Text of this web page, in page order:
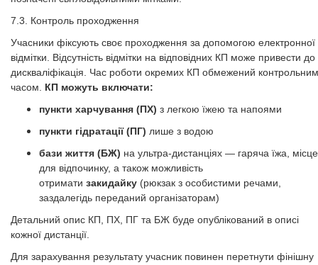
7.3. Контроль проходження
Учасники фіксують своє проходження за допомогою електронної
відмітки. Відсутність відмітки на відповідних КП може привести до
дискваліфікація. Час роботи окремих КП обмежений контрольним
часом. КП можуть включати:
пункти харчування (ПХ) з легкою їжею та напоями
пункти гідратації (ПГ) лише з водою
бази життя (БЖ) на ультра-дистанціях — гаряча їжа, місце
для відпочинку, а також можливість
отримати закидайку (рюкзак з особистими речами,
заздалегідь переданий організаторам)
Детальний опис КП, ПХ, ПГ та БЖ буде опублікований в описі
кожної дистанції.
Для зарахування результату учасник повинен перетнути фінішну